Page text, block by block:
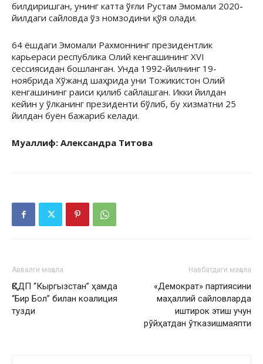
билдиришган, унинг катта ўғли Рустам Эмомали 2020-
йилдаги сайловда ўз номзодини қўя олади.
64 ёшдаги Эмомали Рахмоннинг президентлик
карьераси республика Олий кенгашининг XVI
сессиясидан бошланган. Унда 1992-йилнинг 19-
ноябрида Хўжанд шаҳрида уни Тожикистон Олий
кенгашининг раиси қилиб сайлашган. Икки йилдан
кейин у ўлканинг президенти бўлиб, бу хизматни 25
йилдан буён бажариб келади.
Муаллиф: Александра Титова
Аввалги мақола
ҚСДП “Кыргызстан” ҳамда
“Бир Бол” билан коалиция
тузди
Навбатдаги мақола
«Демократ» партиясини
маҳаллий сайловларда
иштирок этиш учун
рўйҳатдан ўтказишмаяпти